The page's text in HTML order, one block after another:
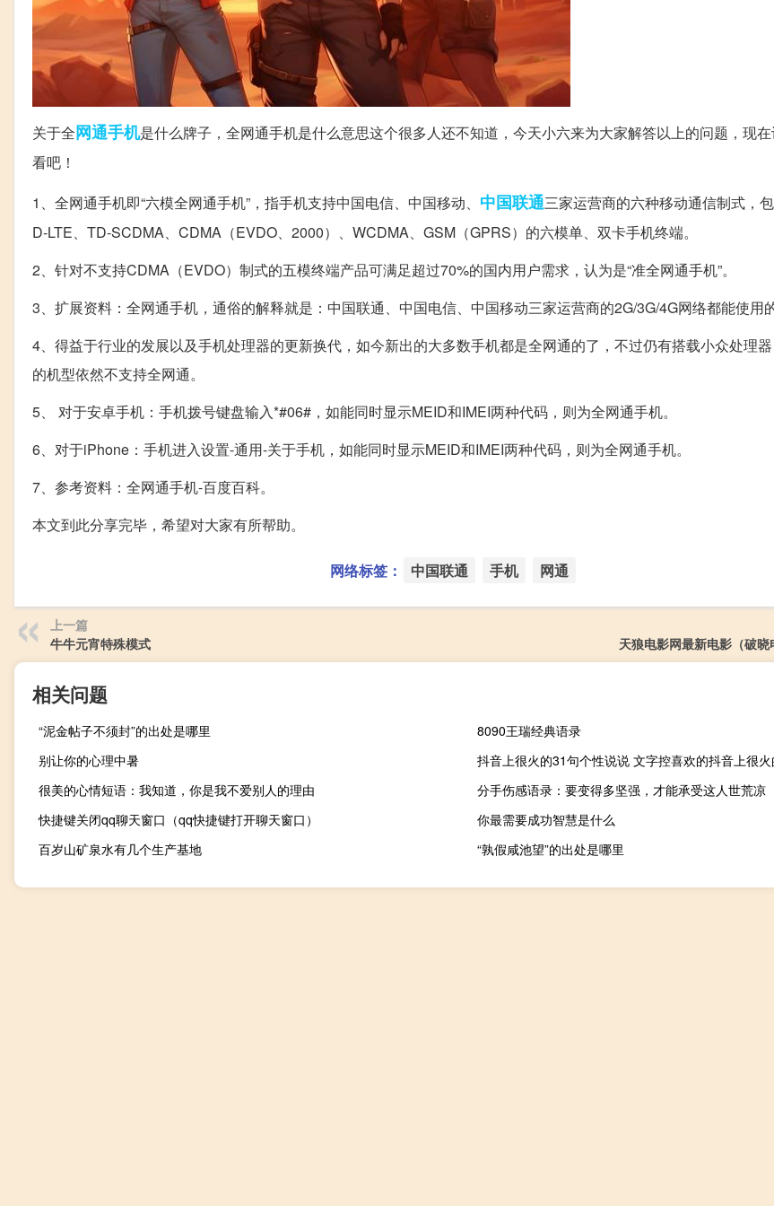
关于全网通手机是什么牌子，全网通手机是什么意思这个很多人还不知道，今天小六来为大家解答以上的问题，现
看吧！
1、全网通手机即“六模全网通手机”，指手机支持中国电信、中国移动、 中国联通三家运营商的六种移动通信制式，
D-LTE、TD-SCDMA、CDMA（EVDO、2000）、WCDMA、GSM（GPRS）的六模单、双卡手机终端。
2、针对不支持CDMA（EVDO）制式的五模终端产品可满足超过70%的国内用户需求，认为是“准全网通手机”。
3、扩展资料：全网通手机，通俗的解释就是：中国联通、中国电信、中国移动三家运营商的2G/3G/4G网络都能使用的
4、得益于行业的发展以及手机处理器的更新换代，如今新出的大多数手机都是全网通的了，不过仍有搭载小众处理
的机型依然不支持全网通。
5、 对于安卓手机：手机拨号键盘输入*#06#，如能同时显示MEID和IMEI两种代码，则为全网通手机。
6、对于iPhone：手机进入设置-通用-关于手机，如能同时显示MEID和IMEI两种代码，则为全网通手机。
7、参考资料：全网通手机-百度百科。
本文到此分享完毕，希望对大家有所帮助。
网络标签： 中国联通 手机 网通
上一篇
牛牛元宵特殊模式
天狼电影网最新电影（破晓
相关问题
“泥金帖子不须封”的出处是哪里
8090王瑞经典语录
别让你的心理中暑
抖音上很火的31句个性说说 文字控喜欢的抖音上很
很美的心情短语：我知道，你是我不爱别人的理由
分手伤感语录：要变得多坚强，才能承受这人世荒凉
快捷键关闭qq聊天窗口（qq快捷键打开聊天窗口）
你最需要成功智慧是什么
百岁山矿泉水有几个生产基地
“孰假咸池望”的出处是哪里